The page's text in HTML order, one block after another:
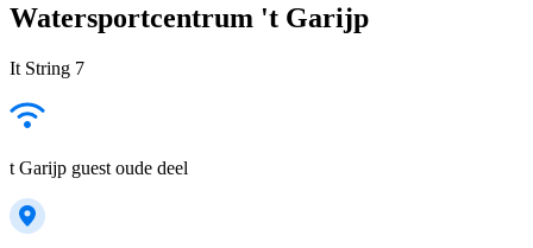
Watersportcentrum 't Garijp
It String 7
t Garijp guest oude deel